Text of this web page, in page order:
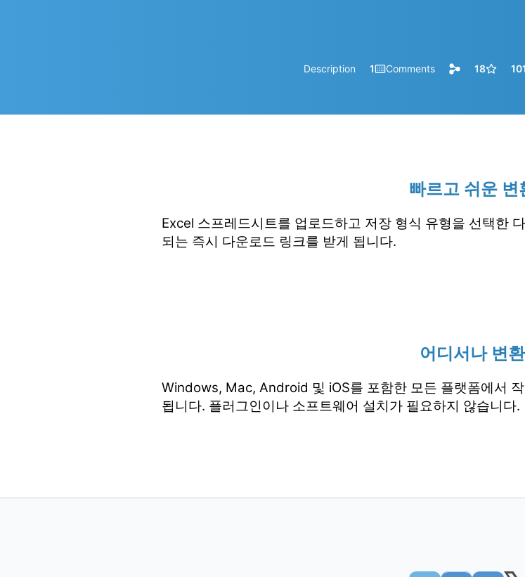
Description 1 Comments 18
빠르고 쉬운 변
Excel 스프레드시트를 업로드하고 저장 형식 유형을 선택한
되는 즉시 다운로드 링크를 받게 됩니다.
어디서나 변환
Windows, Mac, Android 및 iOS를 포함한 모든 플랫폼에서
됩니다. 플러그인이나 소프트웨어 설치가 필요하지 않습니다.